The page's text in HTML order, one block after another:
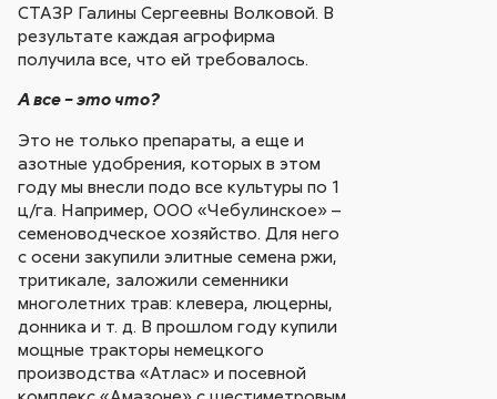
СТАЗР Галины Сергеевны Волковой. В
результате каждая агрофирма
получила все, что ей требовалось.
А все – это что?
Это не только препараты, а еще и
азотные удобрения, которых в этом
году мы внесли подо все культуры по 1
ц/га. Например, ООО «Чебулинское» –
семеноводческое хозяйство. Для него
с осени закупили элитные семена ржи,
тритикале, заложили семенники
многолетних трав: клевера, люцерны,
донника и т. д. В прошлом году купили
мощные тракторы немецкого
производства «Атлас» и посевной